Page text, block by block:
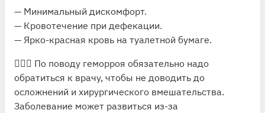
— Минимальный дискомфорт.
— Кровотечение при дефекации.
— Ярко-красная кровь на туалетной бумаге.
👨🏻‍⚕️ По поводу геморроя обязательно надо
обратиться к врачу, чтобы не доводить до
осложнений и хирургического вмешательства.
Заболевание может развиться из-за